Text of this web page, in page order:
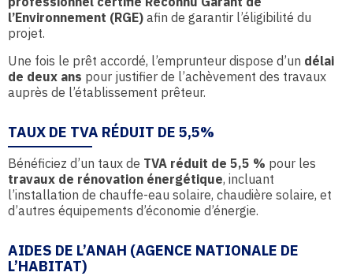
l’Environnement (RGE) afin de garantir l’éligibilité du
projet.
Une fois le prêt accordé, l’emprunteur dispose d’un délai
de deux ans pour justifier de l’achèvement des travaux
auprès de l’établissement prêteur.
TAUX DE TVA RÉDUIT DE 5,5%
Bénéficiez d’un taux de TVA réduit de 5,5 % pour les
travaux de rénovation énergétique, incluant
l’installation de chauffe-eau solaire, chaudière solaire, et
d’autres équipements d’économie d’énergie.
AIDES DE L’ANAH (AGENCE NATIONALE DE
L’HABITAT)